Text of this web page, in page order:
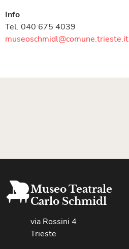
Info
Tel. 040 675 4039
museoschmidl@comune.trieste.it
Museo Teatrale
Carlo Schmidl
via Rossini 4
Trieste